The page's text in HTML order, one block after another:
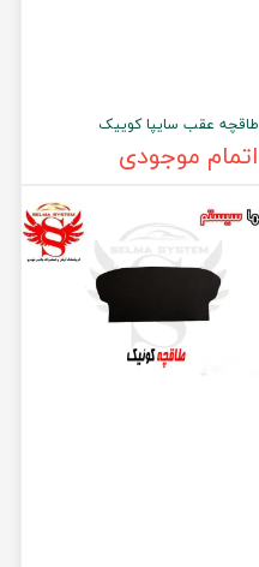
طاقچه عقب سایپا کوییک
اتمام موجودی